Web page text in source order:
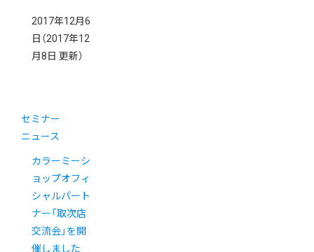
2017年12月6
日 （2017年12
月8日 更新）
セミナー
ニュース
カラーミーシ
ョップオフィ
シャルパート
ナー「取次店
交流会」を開
催しました